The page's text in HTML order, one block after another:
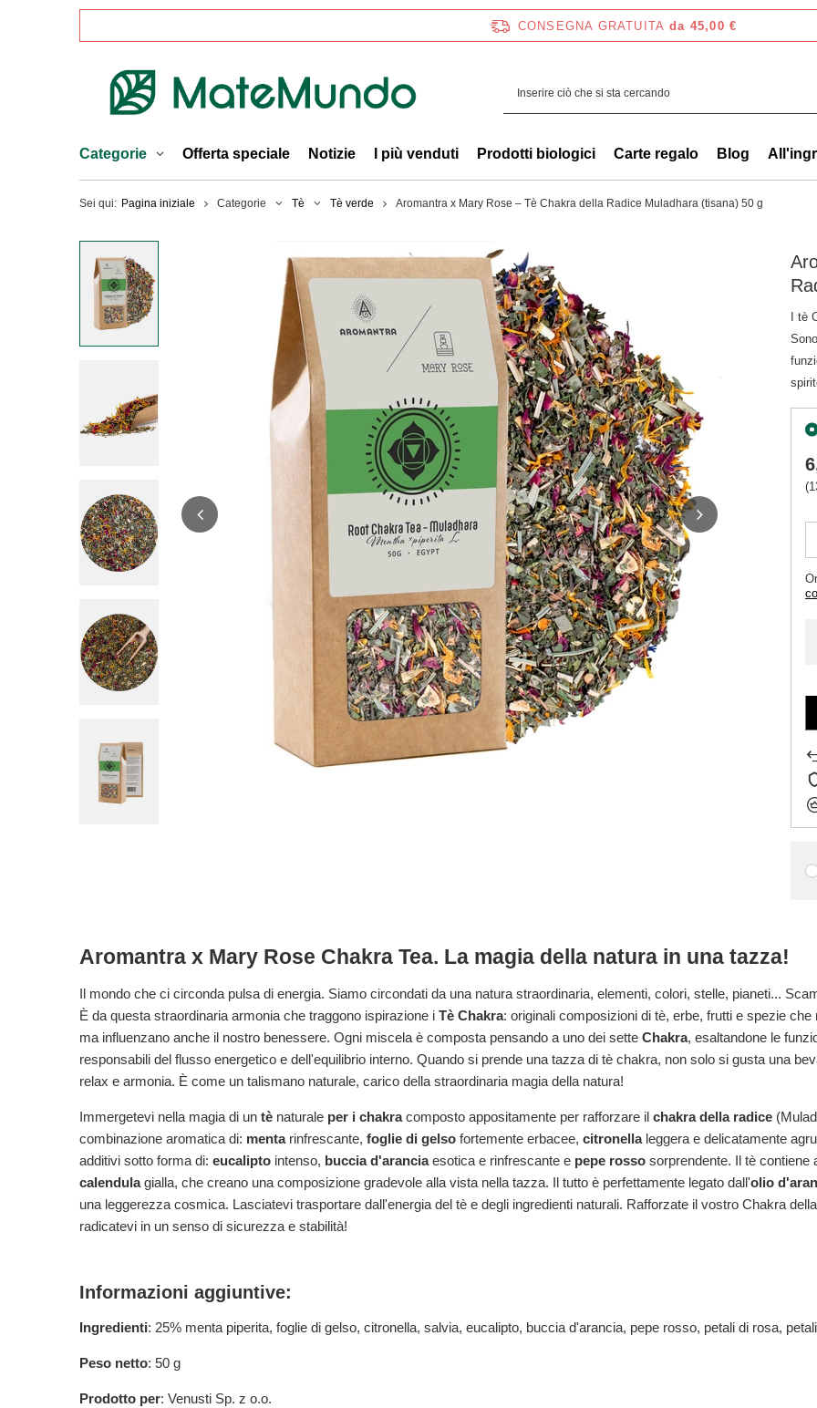
CONSEGNA GRATUITA da 45,00 €
Categorie Offerta speciale Notizie I più venduti Prodotti biologici Carte regalo Blog
Sei qui: Pagina iniziale Categorie Tè Tè verde Aromantra x Mary Rose – Tè Chakra della Radice Muladhara (tisana) 50 g
I tè
Aromantra x Mary Rose Chakra Tea. La magia della natura in una tazza!
Il mondo che ci circonda pulsa di energia. Siamo circondati da una natura straordinaria, elementi, colori, stelle, pianeti...
È da questa straordinaria armonia che traggono ispirazione i Tè Chakra: originali composizioni di tè, erbe, frutti e spezie
ma influenzano anche il nostro benessere. Ogni miscela è composta pensando a uno dei sette Chakra, esaltandone le
responsabili del flusso energetico e dell'equilibrio interno. Quando si prende una tazza di tè chakra, non solo si gusta una
relax e armonia. È come un talismano naturale, carico della straordinaria magia della natura!
Immergetevi nella magia di un tè naturale per i chakracomposto appositamente per rafforzare il chakra della radice
combinazione aromatica di: mentarinfrescante, foglie di gelso fortemente erbacee, citronellaleggera e delicatamente
additivi sotto forma di: eucalipto intenso, buccia d'aranciaesotica e rinfrescante e pepe rosso sorprendente. Il tè
calendulagialla, che creano una composizione gradevole alla vista nella tazza. Il tutto è perfettamente legato dall'olio
una leggerezza cosmica. Lasciatevi trasportare dall'energia del tè e degli ingredienti naturali. Rafforzate il vostro Chakra
radicatevi in un senso di sicurezza e stabilità!
Informazioni aggiuntive:
Ingredienti: 25% menta piperita, foglie di gelso, citronella, salvia, eucalipto, buccia d'arancia, pepe rosso, petali di rosa,
Peso netto: 50 g
Prodotto per: Venusti Sp. z o.o.